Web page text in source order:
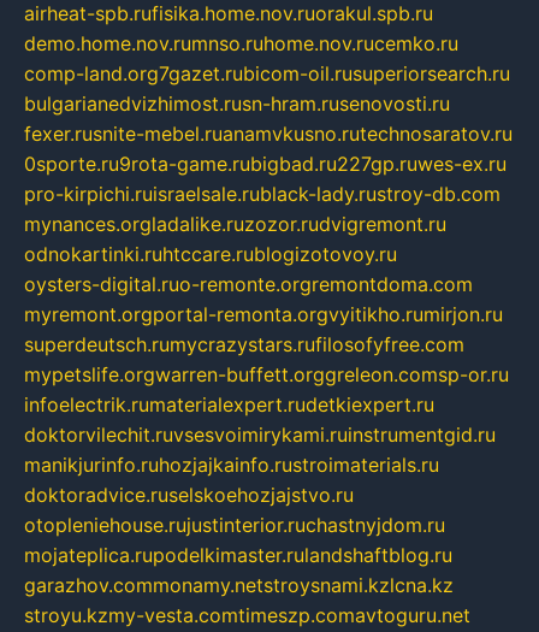
airheat-spb.rufisika.home.nov.ruorakul.spb.ru
demo.home.nov.rumnso.ruhome.nov.rucemko.ru
comp-land.org7gazet.rubicom-oil.rusuperiorsearch.ru
bulgarianedvizhimost.rusn-hram.rusenovosti.ru
fexer.rusnite-mebel.ruanamvkusno.rutechnosaratov.ru
0sporte.ru9rota-game.rubigbad.ru227gp.ruwes-ex.ru
pro-kirpichi.ruisraelsale.rublack-lady.rustroy-db.com
mynances.orgladalike.ruzozor.rudvigremont.ru
odnokartinki.ruhtccare.rublogizotovoy.ru
oysters-digital.ruo-remonte.orgremontdoma.com
myremont.orgportal-remonta.orgvyitikho.rumirjon.ru
superdeutsch.rumycrazystars.rufilosofyfree.com
mypetslife.orgwarren-buffett.orggreleon.comsp-or.ru
infoelectrik.rumaterialexpert.rudetkiexpert.ru
doktorvilechit.ruvsesvoimirykami.ruinstrumentgid.ru
manikjurinfo.ruhozjajkainfo.rustroimaterials.ru
doktoradvice.ruselskoehozjajstvo.ru
otopleniehouse.rujustinterior.ruchastnyjdom.ru
mojateplica.rupodelkimaster.rulandshaftblog.ru
garazhov.commonamy.netstroysnami.kzlcna.kz
stroyu.kzmy-vesta.comtimeszp.comavtoguru.net